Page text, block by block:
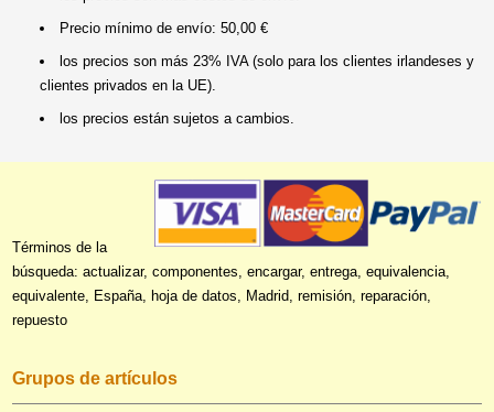
Precio mínimo de envío: 50,00 €
los precios son más 23% IVA (solo para los clientes irlandeses y
clientes privados en la UE).
los precios están sujetos a cambios.
Términos de la
búsqueda: actualizar, componentes, encargar, entrega, equivalencia,
equivalente, España, hoja de datos, Madrid, remisión, reparación,
repuesto
Grupos de artículos